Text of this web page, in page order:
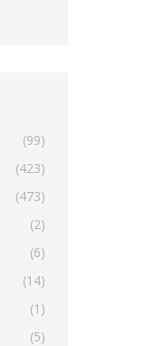
(99)
(423)
(473)
(2)
(6)
(14)
(1)
(5)